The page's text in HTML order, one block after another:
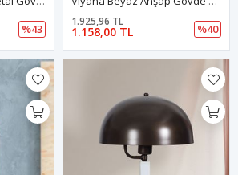
%43 1.158,00 TL
1.925,96 TL
%40